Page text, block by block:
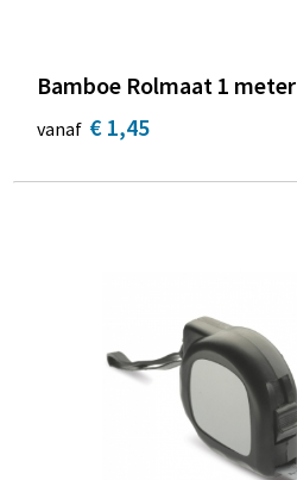
Bamboe Rolmaat 1 meter
vanaf € 1,45